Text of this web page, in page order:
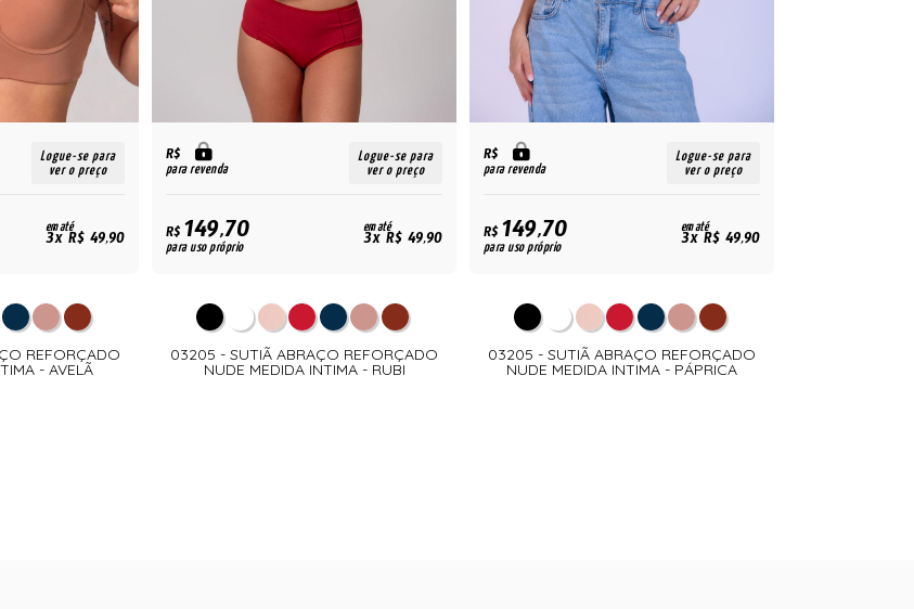
Logue-se para
ver o preço
em até
3x R$ 49,90
REFORÇADO
- AVELÃ
R$
para revenda
Logue-se para
ver o preço
R$149,70
para uso próprio
em até
3x R$ 49,90
03205 - SUTIÃ ABRAÇO REFORÇADO
NUDE MEDIDA INTIMA - RUBI
R$
para revenda
Logue-se para
ver o preço
R$149,70
para uso próprio
em até
3x R$ 49,90
03205 - SUTIÃ ABRAÇO REFORÇADO
NUDE MEDIDA INTIMA - PÁPRICA